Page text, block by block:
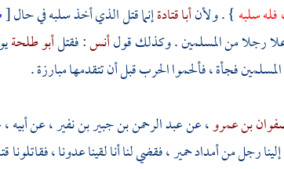
فله سلبه} . ولأنأبا قتادةإنما قتل الذي أخذ سلبه في حال[
علا رجلا من المسلمين . وكذلك قولأنس: فقتلأبو طلحة
فجأة ، فألحموا الحرب قبل أن تتقدمها مبارزة .
بن عمرو، عنعبد الرحمن بن جبير بن نفير، عن أبيه
رجل من أمداد حمير ، فقضي لنا أنا لقينا عدونا ،